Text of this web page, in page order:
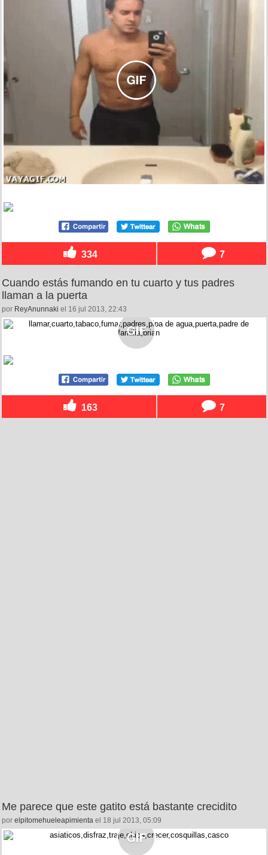
334 7
Cuando estás fumando en tu cuarto y tus padres
llaman a la puerta
por ReyAnunnaki el 16 jul 2013, 22:43
163 7
Me parece que este gatito está bastante crecidito
por elpitomehueleapimienta el 18 jul 2013, 05:09